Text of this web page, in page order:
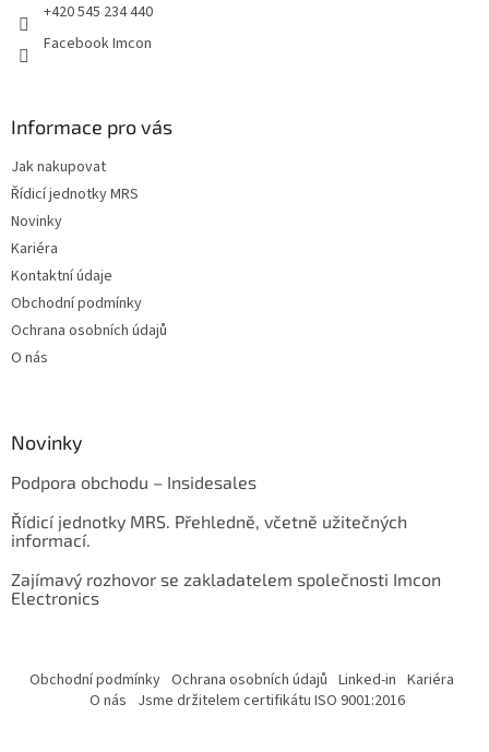
+420 545 234 440
Facebook Imcon
Informace pro vás
Jak nakupovat
Řídicí jednotky MRS
Novinky
Kariéra
Kontaktní údaje
Obchodní podmínky
Ochrana osobních údajů
O nás
Novinky
Podpora obchodu – Insidesales
Řídicí jednotky MRS. Přehledně, včetně užitečných
informací.
Zajímavý rozhovor se zakladatelem společnosti Imcon
Electronics
Obchodní podmínky Ochrana osobních údajů Linked-in Kariéra
O nás Jsme držitelem certifikátu ISO 9001:2016